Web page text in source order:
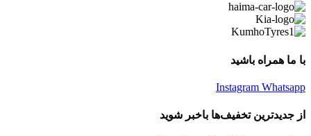
با ما همراه باشید
Instagram Whatsapp
از جدیدترین تخفیف‌ها باخبر شوید